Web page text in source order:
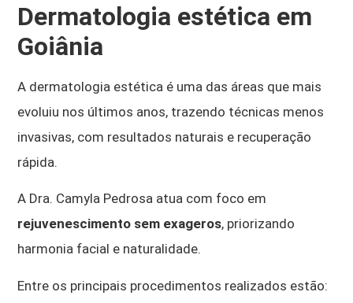
Dermatologia estética em
Goiânia
A dermatologia estética é uma das áreas que mais
evoluiu nos últimos anos, trazendo técnicas menos
invasivas, com resultados naturais e recuperação
rápida.
A Dra. Camyla Pedrosa atua com foco em
rejuvenescimento sem exageros, priorizando
harmonia facial e naturalidade.
Entre os principais procedimentos realizados estão: